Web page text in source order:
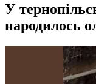
У
народилось